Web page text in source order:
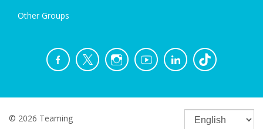
Other Groups
© 2026 Teaming